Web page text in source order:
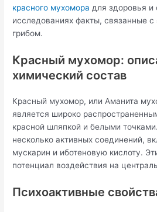
красного мухомора для здоровья и
исследованиях факты, связанные
грибом.
Красный мухомор:
химический состав
Красный мухомор, или Аманита
является широко
красной шляпкой и белыми
несколько активных соединений,
мускарин и иботеновую кислоту.
потенциал воздействия на
Психоактивные